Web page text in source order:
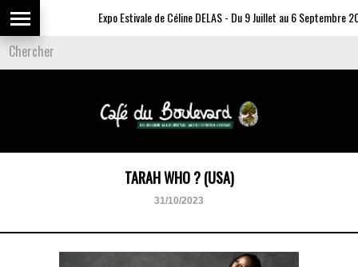
Expo Estivale de Céline DELAS - Du 9 Juillet au 6 Septembre
TARAH WHO ? (USA)
31/10/2023